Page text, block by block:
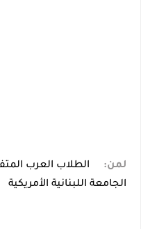
لمن:
الطلاب العرب
الجامعة اللبنانية الأمريكية